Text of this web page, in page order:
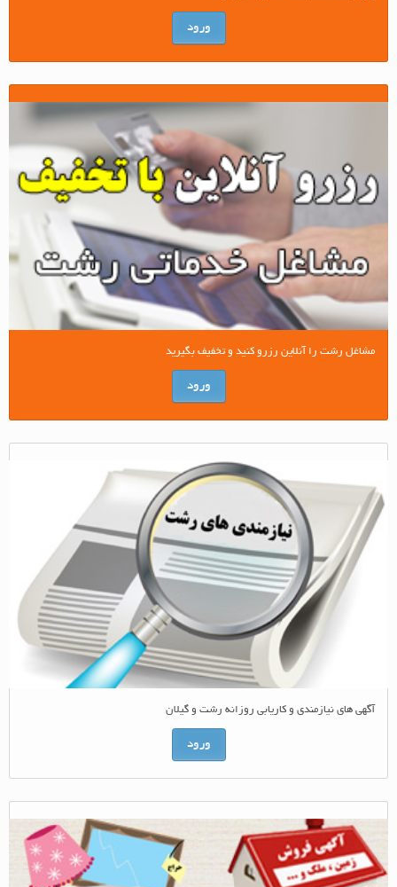
ورود
مشاغل رشت را آنلاین رزرو کنید و تخفیف بگیرید
ورود
آگهی های نیازمندی و کاریابی روزانه رشت و گیلان
ورود